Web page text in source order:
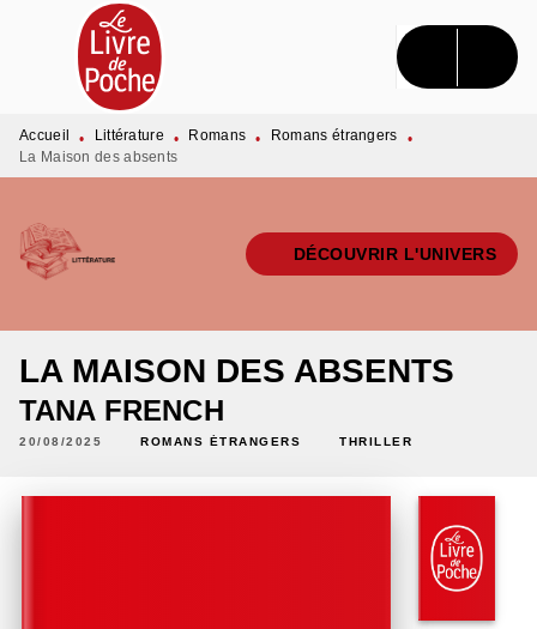
MENU RECHERCHE CONTENU
PIED DE PAGE
Accueil • Littérature • Romans • Romans étrangers
•
La Maison des absents
DÉCOUVRIR L'UNIVERS
LA MAISON DES ABSENTS
TANA FRENCH
20/08/2025 ROMANS ÉTRANGERS THRILLER